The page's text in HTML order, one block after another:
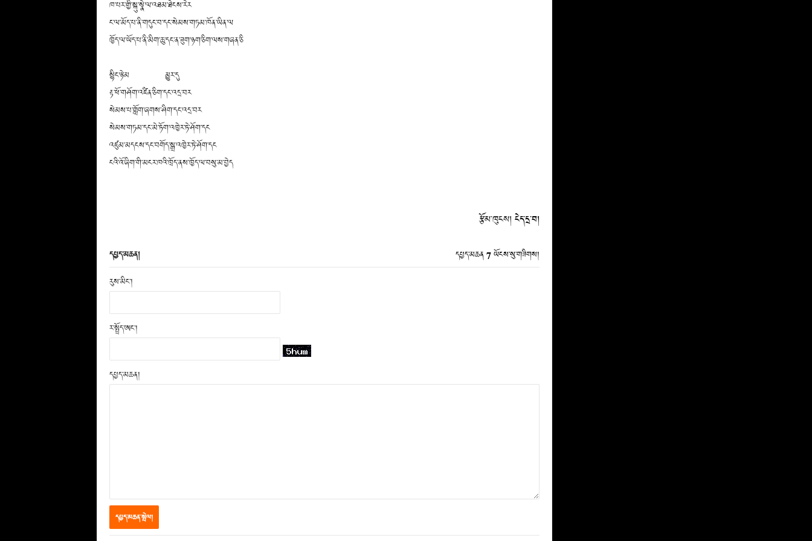
ཁ་པར་གྱི་སྐུ་སྣེ་ལ་འཐམ་ཐེངས་རེར
ང་ལ་མོད་པ་ནི་གདུང་བ་དང་སེམས་གཏམ་ཁོན་ཡིན་ལ
ཁྱོད་ལ་ཡོད་པ་ནི་མིག་ཆུ་དང་ན་ཟུག་ཉག་ཅིག་ལས་གཞན་ཅི
སྙིང་ཉེ་མ མྱུར་དུ
རྟ་ཕོ་གཤོག་འཛིན་ཅིག་དང་འདྲ་བར
སེམས་པ་གློག་ཞགས་ཤིག་དང་འདྲ་བར
སེམས་གཏམ་དང་མེ་ཏོག་འཁྱེར་ཏེ་ཤོག་དང
འཛུམ་མདངས་དང་བགོད་སྒྲ་འཁྱེར་ཏེ་ཤོག་དང
ངའི་འོ་ཞིག་གི་མངར་ཁའི་ཁྲོད་ནས་ཁྱོད་ལ་བསུ་མ་བྱེད
རྩོམ་ཁུངས། ངེད་དྲ་བ།
དཔྱད་མཆན7ཡོངས་སུ་གཟིགས།
དཔྱད་མཆན།
རུས་མིང་།
ར་སྤྲོད་ཨང་།
དཔྱད་མཆན།